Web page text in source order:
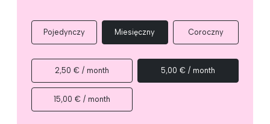
Pojedynczy Miesięczny Coroczny
2,50 € / month 5,00 € / month
15,00 € / month